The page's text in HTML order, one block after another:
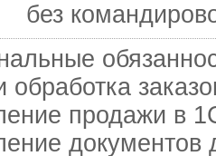
без
продажи в
документов